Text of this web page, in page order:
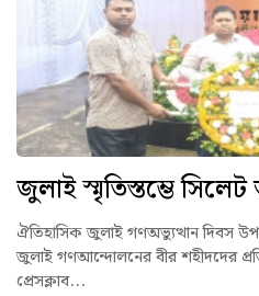
জুলাই স্মৃতিস্তম্ভে
ঐতিহাসিক জুলাই গণঅভ্যুত্থান দিবস
জুলাই গণআন্দোলনের বীর শহীদদের
প্রেসক্লাব...